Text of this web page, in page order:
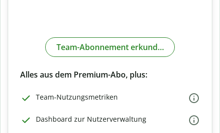
Team-Abonnement erkunden
Alles aus dem Premium-Abo, plus:
Team-Nutzungsmetriken
Dashboard zur Nutzerverwaltung